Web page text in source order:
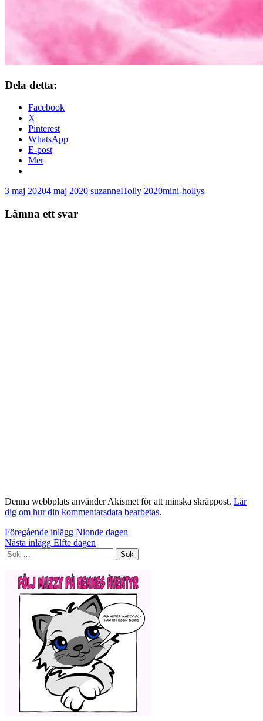
Dela detta:
Facebook
X
Pinterest
WhatsApp
E-post
Mer
3 maj 20204 maj 2020 suzanneHolly 2020mini-hollys
Lämna ett svar
Denna webbplats använder Akismet för att minska skräppost. Lär
dig om hur din kommentarsdata bearbetas.
Inläggsnavigering
Föregående inlägg Nionde dagen
Nästa inlägg Elfte dagen
Sök
efter: